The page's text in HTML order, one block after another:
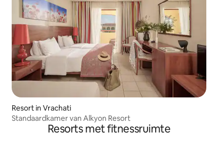
Resort in Vrachati
Standaardkamer van Alkyon Resort
Resorts met fitnessruimte